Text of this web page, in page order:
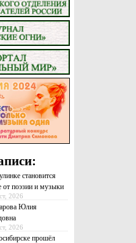
становится
от поэзии и музыки
2026
Юлия
2026
прошёл